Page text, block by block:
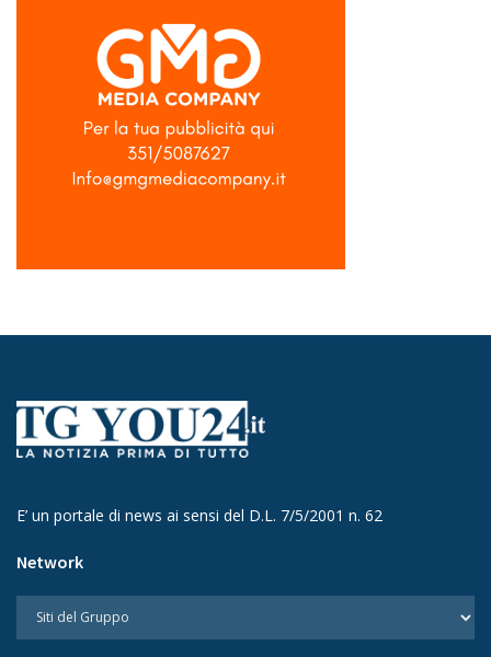
E’ un portale di news ai sensi del D.L. 7/5/2001 n. 62
Network